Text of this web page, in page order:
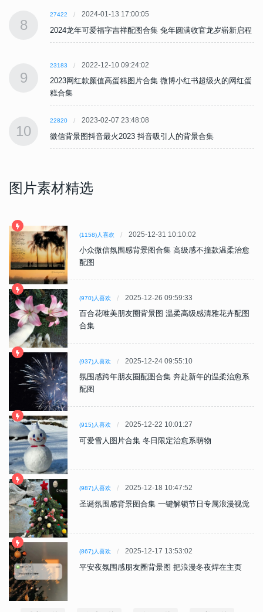
8
27422 2024-01-13 17:00:05
2024龙年可爱福字吉祥配图合集 兔年圆满收官龙岁崭新启程
9
23183 2022-12-10 09:24:02
2023网红款颜值高蛋糕图片合集 微博小红书超级火的网红蛋
糕合集
10
22820 2023-02-07 23:48:08
微信背景图抖音最火2023 抖音吸引人的背景合集
图片素材精选
(1158)人喜欢 2025-12-31 10:10:02
小众微信氛围感背景图合集 高级感不撞款温柔治愈
配图
(970)人喜欢 2025-12-26 09:59:33
百合花唯美朋友圈背景图 温柔高级感清雅花卉配图
合集
(937)人喜欢 2025-12-24 09:55:10
氛围感跨年朋友圈配图合集 奔赴新年的温柔治愈系
配图
(915)人喜欢 2025-12-22 10:01:27
可爱雪人图片合集 冬日限定治愈系萌物
(987)人喜欢 2025-12-18 10:47:52
圣诞氛围感背景图合集 一键解锁节日专属浪漫视觉
(867)人喜欢 2025-12-17 13:53:02
平安夜氛围感朋友圈背景图 把浪漫冬夜焊在主页